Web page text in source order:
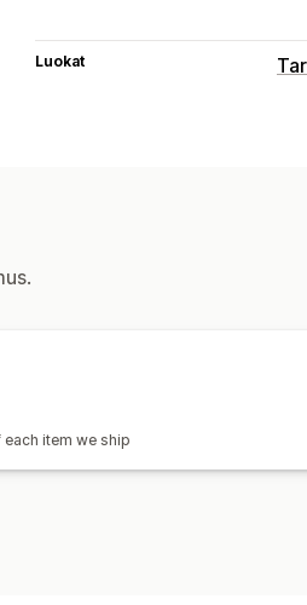
Luokat
item we ship